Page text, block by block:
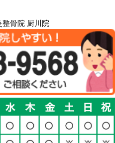
骨院 厨川院